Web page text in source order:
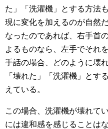
た」「洗濯機」とする方法
現に変化を加えるのが自然
なったのであれば、右手首
よるものなら、左手でそれ
手話の場合、どのように壊
「壊れた」「洗濯機」とす
えている。
この場合、洗濯機が壊れて
には違和感を感じることは